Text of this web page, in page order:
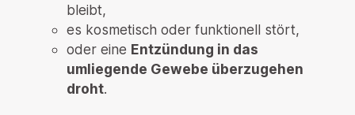
bleibt,
es kosmetisch oder funktionell stört,
oder eine Entzündung in das
umliegende Gewebe überzugehen
droht.